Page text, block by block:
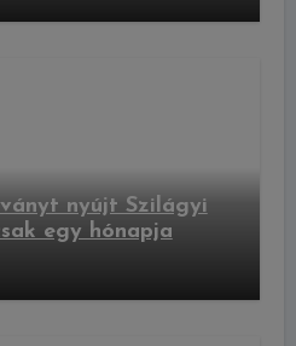
nyújt Szilágyi
egy hónapja